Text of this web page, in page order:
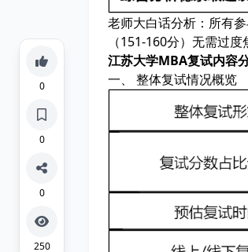
老师大白话分析： 所有
（151-160分）无需过
江苏大学MBA复试内容
一、 整体复试情况概览
0
0
0
250